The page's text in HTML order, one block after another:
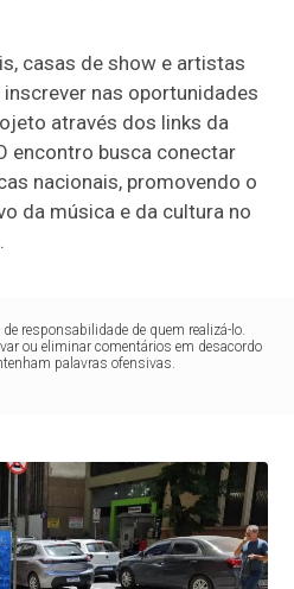
casas de show e artistas
nas oportunidades
através dos links da
encontro busca conectar
nacionais, promovendo o
da música e da cultura no
responsabilidade de quem realizá-lo.
ou eliminar comentários em desacordo
palavras ofensivas.